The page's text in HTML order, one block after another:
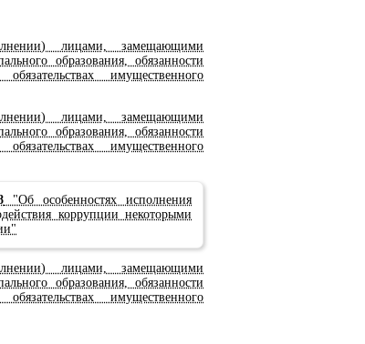
лицами, замещающими
образования, обязанности
имущественного
лицами, замещающими
образования, обязанности
имущественного
"Об особенностях исполнения
коррупции некоторыми
лицами, замещающими
образования, обязанности
имущественного